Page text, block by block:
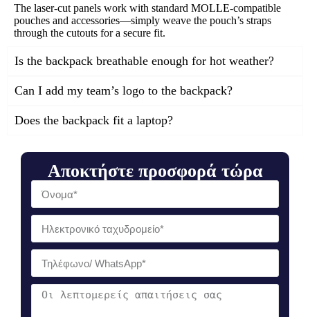
Αποκτήστε προσφορά τώρα
The laser-cut panels work with standard MOLLE-compatible
pouches and accessories—simply weave the pouch’s straps
through the cutouts for a secure fit.
Is the backpack breathable enough for hot weather?
Can I add my team’s logo to the backpack?
Does the backpack fit a laptop?